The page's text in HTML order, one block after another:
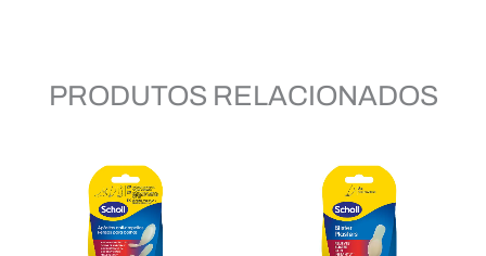
PRODUTOS RELACIONADOS